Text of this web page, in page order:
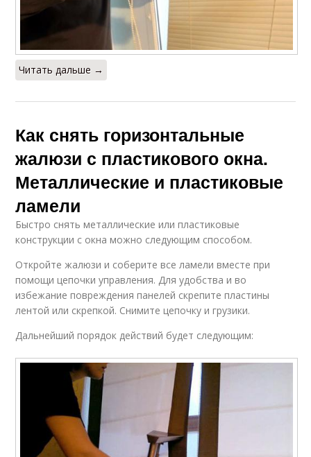
Читать дальше →
Как снять горизонтальные
жалюзи с пластикового окна.
Металлические и пластиковые
ламели
Быстро снять металлические или пластиковые
конструкции с окна можно следующим способом.
Откройте жалюзи и соберите все ламели вместе при
помощи цепочки управления. Для удобства и во
избежание повреждения панелей скрепите пластины
лентой или скрепкой. Снимите цепочку и грузики.
Дальнейший порядок действий будет следующим: